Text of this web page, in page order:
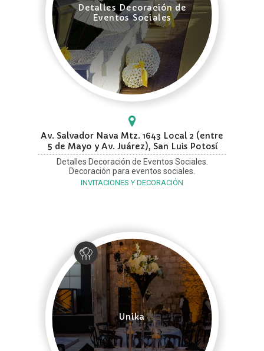
Detalles Decoración de
Eventos Sociales
Av. Salvador Nava Mtz. 1643 Local 2 (entre
5 de Mayo y Av. Juárez), San Luis Potosí
Detalles Decoración de Eventos Sociales.
Decoración para eventos sociales.
INVITACIONES Y DECORACIÓN
Unika